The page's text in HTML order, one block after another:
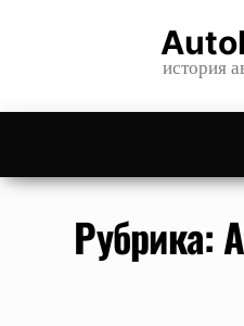
content
история
Рубрика: